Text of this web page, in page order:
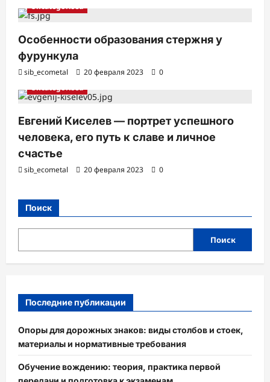
Uncategorised
Особенности образования стержня у
фурункула
sib_ecometal 20 февраля 2023
0
Uncategorised
Евгений Киселев — портрет успешного
человека, его путь к славе и личное
счастье
sib_ecometal 20 февраля 2023 0
Поиск
Поиск
Последние публикации
Опоры для дорожных знаков: виды столбов и стоек,
материалы и нормативные требования
Обучение вождению: теория, практика первой